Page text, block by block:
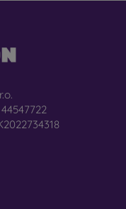
44547722